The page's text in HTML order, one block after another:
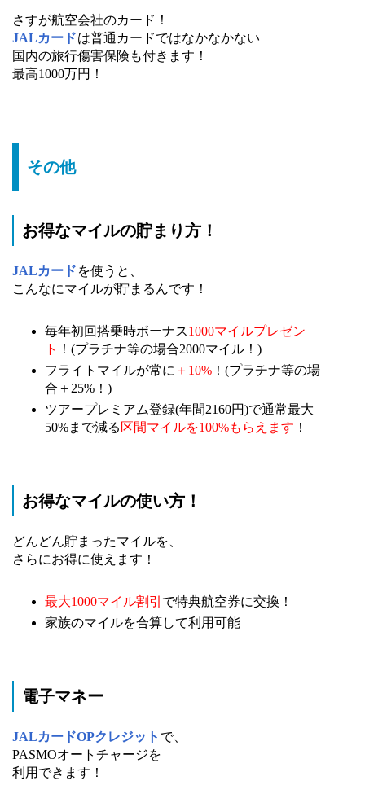
さすが航空会社のカード！
JALカードは普通カードではなかなかない
国内の旅行傷害保険も付きます！
最高1000万円！
その他
お得なマイルの貯まり方！
JALカード を使うと、
こんなにマイルが貯まるんです！
毎年初回搭乗時ボーナス1000マイルプレゼン
ト
！(プラチナ等の場合2000マイル！)
フライトマイルが常に ＋10% ！(プラチナ等の場
合＋25%！)
ツアープレミアム登録(年間2160円)で通常最大
50%まで減る 区間マイルを100%もらえます ！
お得なマイルの使い方！
どんどん貯まったマイルを、
さらにお得に使えます！
最大1000マイル割引 で特典航空券に交換！
家族のマイルを合算して利用可能
電子マネー
JALカードOPクレジット で、
PASMOオートチャージを
利用できます！